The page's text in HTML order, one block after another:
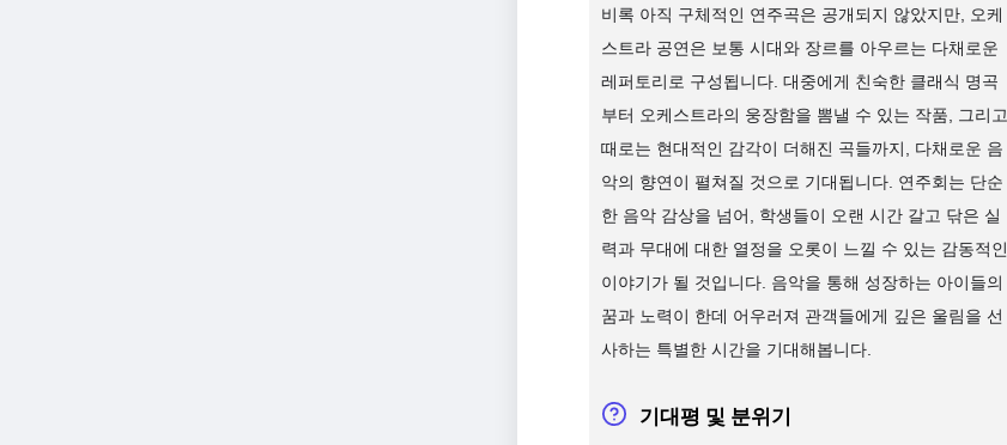
비록 아직 구체적인 연주곡은 공개되지 않았지만, 오케
스트라 공연은 보통 시대와 장르를 아우르는 다채로운
레퍼토리로 구성됩니다. 대중에게 친숙한 클래식 명곡
부터 오케스트라의 웅장함을 뽐낼 수 있는 작품, 그리고
때로는 현대적인 감각이 더해진 곡들까지, 다채로운 음
악의 향연이 펼쳐질 것으로 기대됩니다. 연주회는 단순
한 음악 감상을 넘어, 학생들이 오랜 시간 갈고 닦은 실
력과 무대에 대한 열정을 오롯이 느낄 수 있는 감동적인
이야기가 될 것입니다. 음악을 통해 성장하는 아이들의
꿈과 노력이 한데 어우러져 관객들에게 깊은 울림을 선
사하는 특별한 시간을 기대해봅니다.
기대평 및 분위기